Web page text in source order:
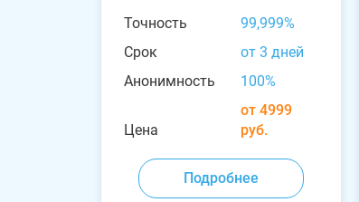
Точность
99,999%
Срок
от 3 дней
Анонимность
100%
Цена
от 4999
руб.
Подробнее